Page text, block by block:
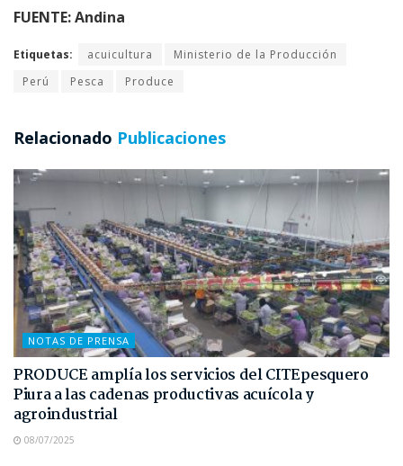
FUENTE: Andina
Etiquetas: acuicultura
Ministerio de la Producción
Perú
Pesca Produce
Relacionado Publicaciones
NOTAS DE PRENSA
PRODUCE amplía los servicios del CITEpesquero
Piura a las cadenas productivas acuícola y
agroindustrial
08/07/2025